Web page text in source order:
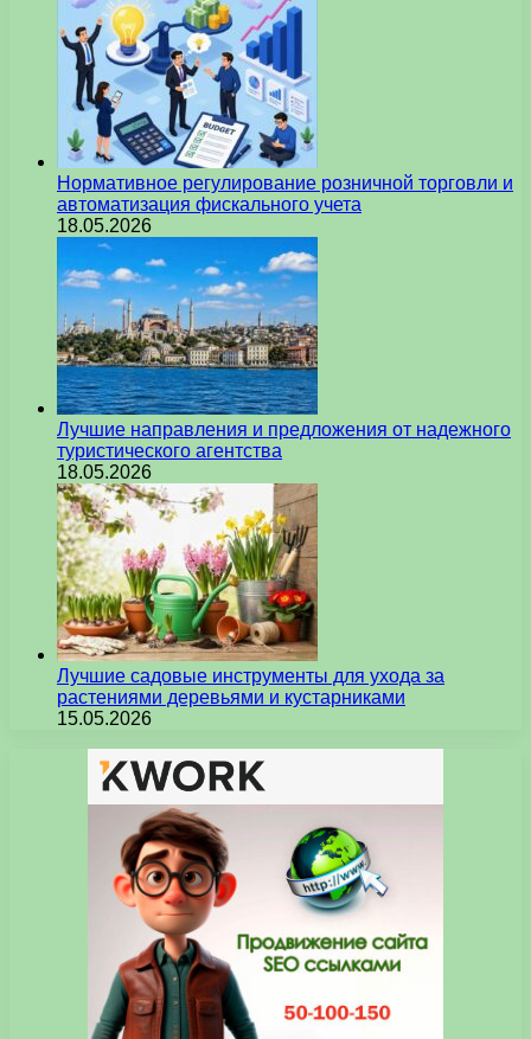
Нормативное регулирование розничной торговли и
автоматизация фискального учета
18.05.2026
Лучшие направления и предложения от надежного
туристического агентства
18.05.2026
Лучшие садовые инструменты для ухода за
растениями деревьями и кустарниками
15.05.2026